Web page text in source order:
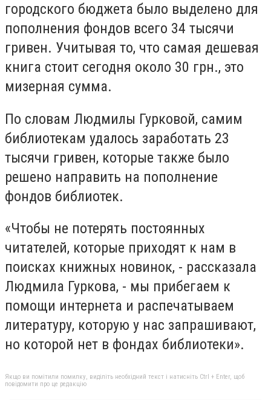
городского бюджета было выделено для
пополнения фондов всего 34 тысячи
гривен. Учитывая то, что самая дешевая
книга стоит сегодня около 30 грн., это
мизерная сумма.
По словам Людмилы Гурковой, самим
библиотекам удалось заработать 23
тысячи гривен, которые также было
решено направить на пополнение
фондов библиотек.
«Чтобы не потерять постоянных
читателей, которые приходят к нам в
поисках книжных новинок, - рассказала
Людмила Гуркова, - мы прибегаем к
помощи интернета и распечатываем
литературу, которую у нас запрашивают,
но которой нет в фондах библиотеки».
Якщо ви помітили помилку, виділіть необхідний текст і натисніть Ctrl + Enter, щоб
повідомити про це редакцію